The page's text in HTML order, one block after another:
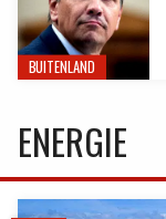
BUITENLAND
ENERGIE